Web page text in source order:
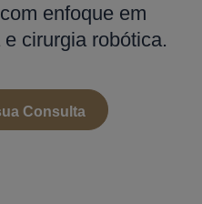
enfoque em
cirurgia robótica.
Consulta